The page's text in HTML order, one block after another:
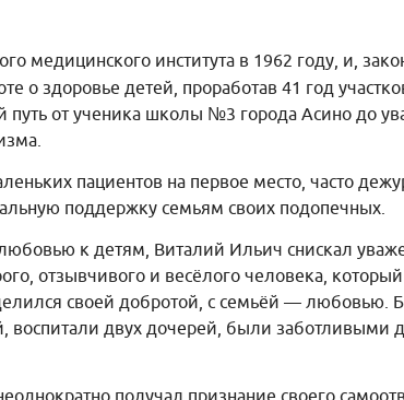
медицинского института в 1962 году, и,
о здоровье детей, проработав 41 год
от ученика школы №3 города Асино до
пациентов на первое место, часто
поддержку семьям своих подопечных.
к детям, Виталий Ильич снискал
отзывчивого и весёлого человека,
своей добротой, с семьёй — любовью.
воспитали двух дочерей, были заботливыми